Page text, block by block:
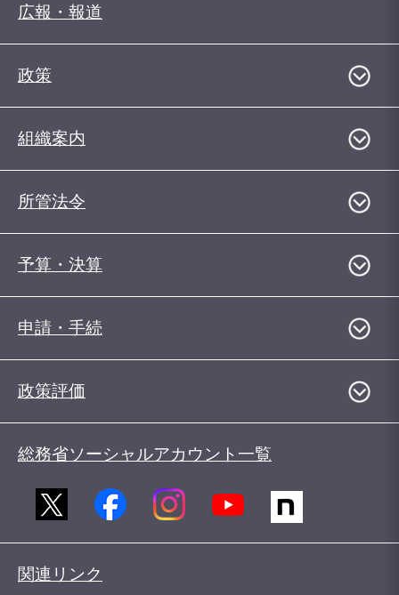
広報・報道
政策
組織案内
所管法令
予算・決算
申請・手続
政策評価
総務省ソーシャルアカウント一覧
関連リンク